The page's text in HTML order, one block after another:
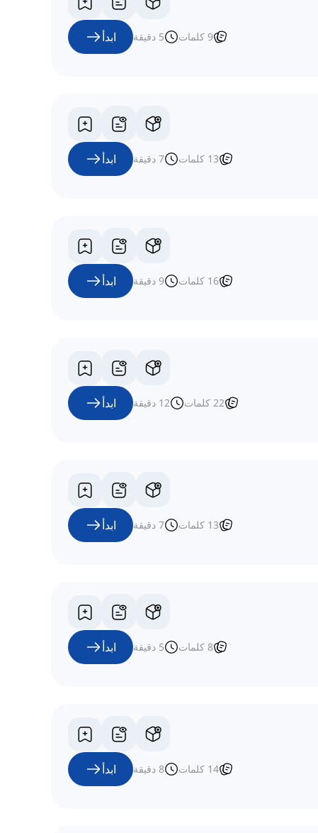
9 كلمات 5 دقيقة ابدأ
13 كلمات 7 دقيقة ابدأ
16 كلمات 9 دقيقة ابدأ
22 كلمات 12 دقيقة ابدأ
13 كلمات 7 دقيقة ابدأ
8 كلمات 5 دقيقة ابدأ
14 كلمات 8 دقيقة ابدأ